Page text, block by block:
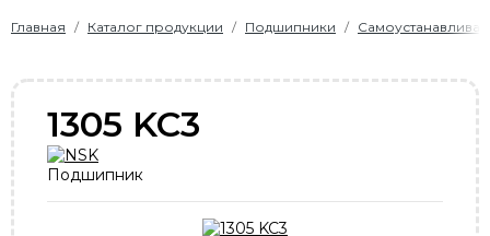
+7 (831) 215-14-27
order@podshipnik-nn.ru
Главная Каталог продукции Подшипники
1305 KC3
Подшипник